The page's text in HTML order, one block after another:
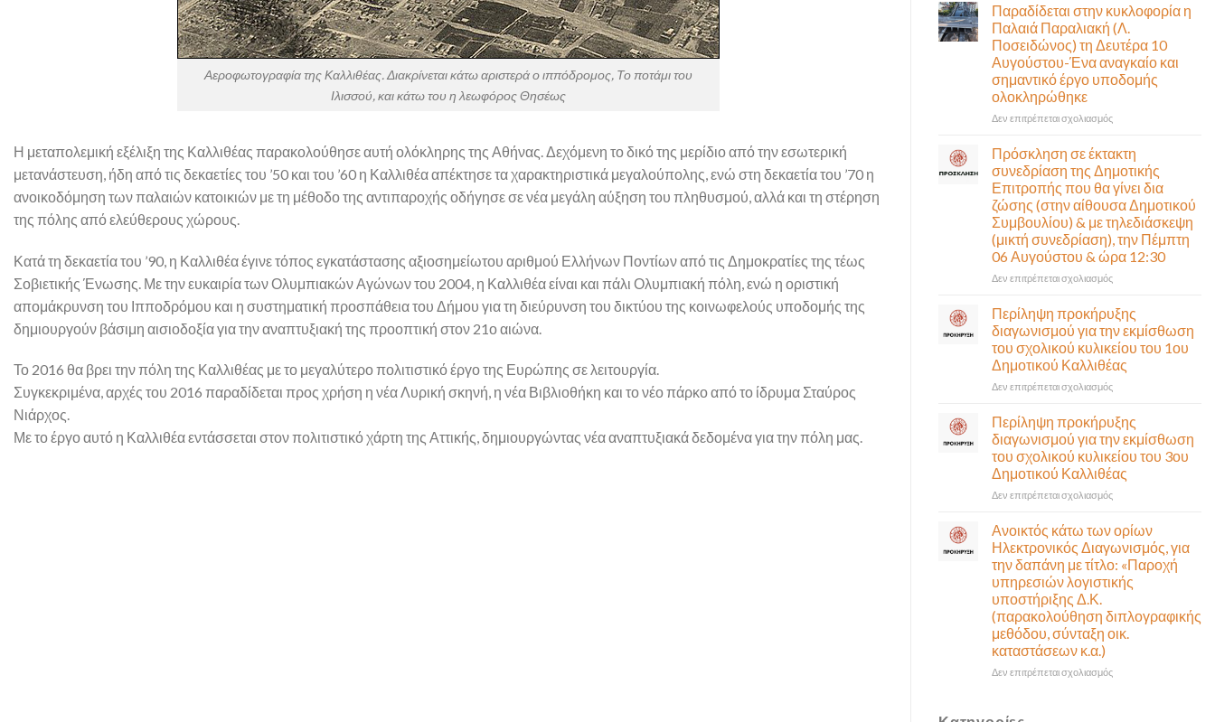
Αεροφωτογραφία της Καλλιθέας. Διακρίνεται κάτω αριστερά ο ιππόδρομος, Το ποτάμι του
Ιλισσού, και κάτω του η λεωφόρος Θησέως
Η μεταπολεμική εξέλιξη της Καλλιθέας παρακολούθησε αυτή ολόκληρης της Αθήνας. Δεχόμενη το δικό της μερίδιο από την εσωτερική
μετανάστευση, ήδη από τις δεκαετίες του ’50 και του ’60 η Καλλιθέα απέκτησε τα χαρακτηριστικά μεγαλούπολης, ενώ στη δεκαετία του ’70 η
ανοικοδόμηση των παλαιών κατοικιών με τη μέθοδο της αντιπαροχής οδήγησε σε νέα μεγάλη αύξηση του πληθυσμού, αλλά και τη στέρηση
της πόλης από ελεύθερους χώρους.
Κατά τη δεκαετία του ’90, η Καλλιθέα έγινε τόπος εγκατάστασης αξιοσημείωτου αριθμού Ελλήνων Ποντίων από τις Δημοκρατίες της τέως
Σοβιετικής Ένωσης. Με την ευκαιρία των Ολυμπιακών Αγώνων του 2004, η Καλλιθέα είναι και πάλι Ολυμπιακή πόλη, ενώ η οριστική
απομάκρυνση του Ιπποδρόμου και η συστηματική προσπάθεια του Δήμου για τη διεύρυνση του δικτύου της κοινωφελούς υποδομής της
δημιουργούν βάσιμη αισιοδοξία για την αναπτυξιακή της προοπτική στον 21ο αιώνα.
Το 2016 θα βρει την πόλη της Καλλιθέας με το μεγαλύτερο πολιτιστικό έργο της Ευρώπης σε λειτουργία.
Συγκεκριμένα, αρχές του 2016 παραδίδεται προς χρήση η νέα Λυρική σκηνή, η νέα Βιβλιοθήκη και το νέο πάρκο από το ίδρυμα Σταύρος
Νιάρχος.
Με το έργο αυτό η Καλλιθέα εντάσσεται στον πολιτιστικό χάρτη της Αττικής, δημιουργώντας νέα αναπτυξιακά δεδομένα για την πόλη μας.
Παραδίδεται στην κυκλοφορία η
Παλαιά Παραλιακή (Λ.
Ποσειδώνος) τη Δευτέρα 10
Αυγούστου-Ένα αναγκαίο και
σημαντικό έργο υποδομής
ολοκληρώθηκε
Δεν επιτρέπεται σχολιασμόςστο
κυκλοφορία
η
Παλαιά
Παραλιακή
(Λ.
Ποσειδώνος)
τη
10
Ένα
αναγκαίο
και
σημαντικό
υποδομής
Πρόσκληση σε έκτακτη
συνεδρίαση της Δημοτικής
Επιτροπής που θα γίνει δια
ζώσης (στην αίθουσα Δημοτικού
Συμβουλίου) & με τηλεδιάσκεψη
(μικτή συνεδρίαση), την Πέμπτη
06 Αυγούστου & ώρα 12:30
Δεν επιτρέπεται σχολιασμόςστο
σε
έκτακτη
συνεδρίαση
της
Δημοτικής
Επιτροπής
θα
γίνει
δια
ζώσης
(στην
αίθουσα
Συμβουλίου)
&
με
τηλεδιάσκεψη
(μικτή
την
Πέμπτη
&
Περίληψη προκήρυξης
διαγωνισμού για την εκμίσθωση
του σχολικού κυλικείου του 1ου
Δημοτικού Καλλιθέας
Δεν επιτρέπεται σχολιασμόςστο
προκήρυξης
διαγωνισμού
για
την
εκμίσθωση
του
κυλικείου
του
1ου
Δημοτικού
Καλλιθέας
Περίληψη προκήρυξης
διαγωνισμού για την εκμίσθωση
του σχολικού κυλικείου του 3ου
Δημοτικού Καλλιθέας
Δεν επιτρέπεται σχολιασμόςστο
προκήρυξης
διαγωνισμού
για
την
εκμίσθωση
σχολικού
κυλικείου
Δημοτικού
Ανοικτός κάτω των ορίων
Ηλεκτρονικός Διαγωνισμός, για
την δαπάνη με τίτλο: «Παροχή
υπηρεσιών λογιστικής
υποστήριξης Δ.Κ.
(παρακολούθηση διπλογραφικής
μεθόδου, σύνταξη οικ.
καταστάσεων κ.α.)
Δεν επιτρέπεται σχολιασμόςστο